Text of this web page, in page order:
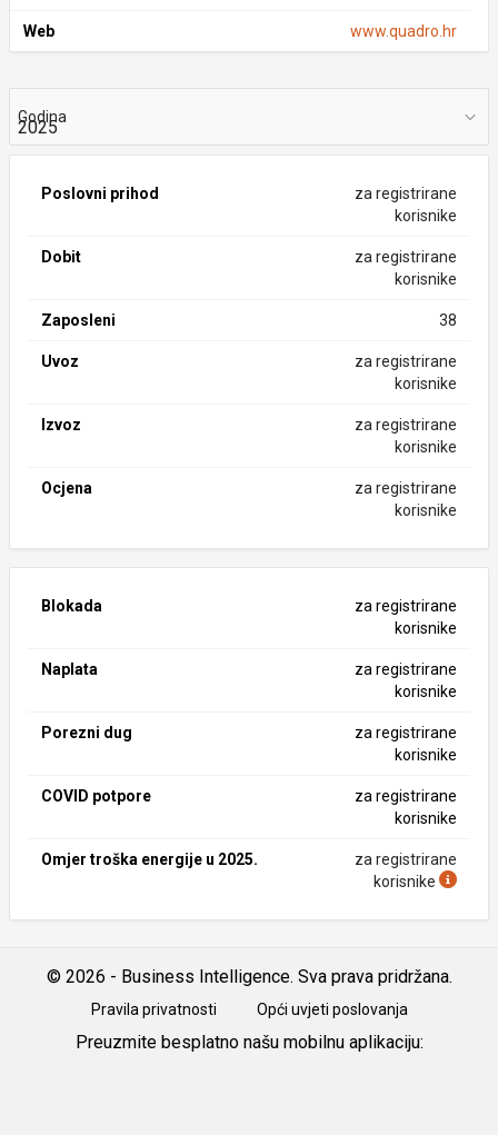
Web www.quadro.hr
Godina
Poslovni prihod
za registrirane
korisnike
Dobit
za registrirane
korisnike
Zaposleni 38
Uvoz
za registrirane
korisnike
Izvoz
za registrirane
korisnike
Ocjena
za registrirane
korisnike
Blokada
za registrirane
korisnike
Naplata
za registrirane
korisnike
Porezni dug
za registrirane
korisnike
COVID potpore
za registrirane
korisnike
Omjer troška energije u 2025.
za registrirane
korisnike
© 2026 - Business Intelligence. Sva prava pridržana.
Pravila privatnosti Opći uvjeti poslovanja
Preuzmite besplatno našu mobilnu aplikaciju: